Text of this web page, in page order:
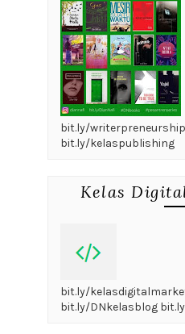
bit.ly/
bit.ly/kelaspublishing
Kelas
bit.ly/
bit.ly/DNkelasblog